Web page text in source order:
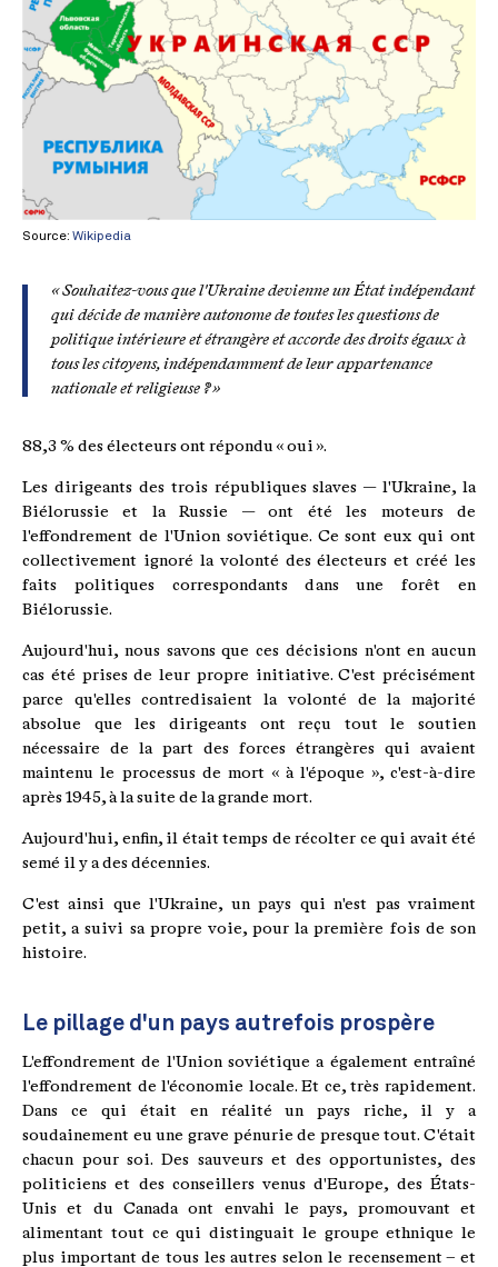
Source: Wikipedia
« Souhaitez-vous que l'Ukraine devienne un État indépendant
qui décide de manière autonome de toutes les questions de
politique intérieure et étrangère et accorde des droits égaux à
tous les citoyens, indépendamment de leur appartenance
nationale et religieuse ? »
88,3 % des électeurs ont répondu « oui ».
Les dirigeants des trois républiques slaves — l'Ukraine, la
Biélorussie et la Russie — ont été les moteurs de
l'effondrement de l'Union soviétique. Ce sont eux qui ont
collectivement ignoré la volonté des électeurs et créé les
faits politiques correspondants dans une forêt en
Biélorussie.
Aujourd'hui, nous savons que ces décisions n'ont en aucun
cas été prises de leur propre initiative. C'est précisément
parce qu'elles contredisaient la volonté de la majorité
absolue que les dirigeants ont reçu tout le soutien
nécessaire de la part des forces étrangères qui avaient
maintenu le processus de mort « à l'époque », c'est-à-dire
après 1945, à la suite de la grande mort.
Aujourd'hui, enfin, il était temps de récolter ce qui avait été
semé il y a des décennies.
C'est ainsi que l'Ukraine, un pays qui n'est pas vraiment
petit, a suivi sa propre voie, pour la première fois de son
histoire.
Le pillage d'un pays autrefois prospère
L'effondrement de l'Union soviétique a également entraîné
l'effondrement de l'économie locale. Et ce, très rapidement.
Dans ce qui était en réalité un pays riche, il y a
soudainement eu une grave pénurie de presque tout. C'était
chacun pour soi. Des sauveurs et des opportunistes, des
politiciens et des conseillers venus d'Europe, des États-
Unis et du Canada ont envahi le pays, promouvant et
alimentant tout ce qui distinguait le groupe ethnique le
plus important de tous les autres selon le recensement – et